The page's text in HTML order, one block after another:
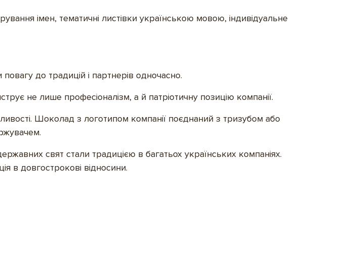
імен, тематичні листівки українською мовою, індивідуальне
до традицій і партнерів одночасно.
не лише професіоналізм, а й патріотичну позицію компанії.
Шоколад з логотипом компанії поєднаний з тризубом або
свят стали традицією в багатьох українських компаніях.
в довгострокові відносини.